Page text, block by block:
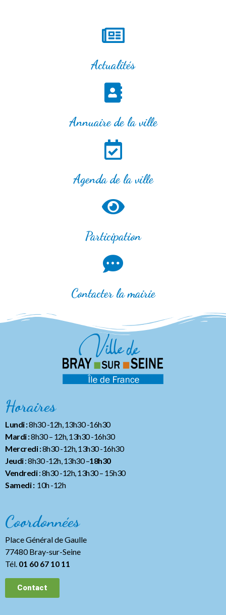
Actualités
Annuaire de la ville
Agenda de la ville
Participation
Contacter la mairie
Horaires
Lundi :8h30 -12h, 13h30 -16h30
Mardi :8h30 – 12h, 13h30 -16h30
Mercredi :8h30 -12h, 13h30 -16h30
Jeudi: 8h30 -12h, 13h30 –18h30
Vendredi: 8h30 -12h, 13h30– 15h30
Samedi :10h -12h
Coordonnées
Place Général de Gaulle
77480 Bray-sur-Seine
Tél. 01 60 67 10 11
Contact